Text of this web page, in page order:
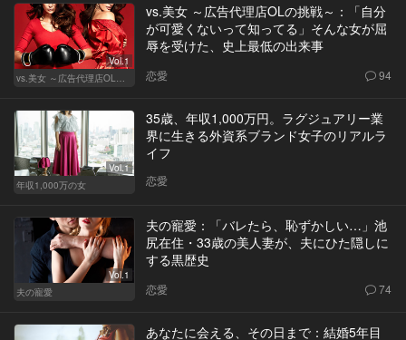
Vol.1
vs.美女 ～広告代理店OLの挑戦～：「自分
が可愛くないって知ってる」そんな女が屈
辱を受けた、史上最低の出来事
恋愛 94
Vol.1
年収1,000万の女
35歳、年収1,000万円。ラグジュアリー業
界に生きる外資系ブランド女子のリアルラ
イフ
恋愛
Vol.1
夫の寵愛
夫の寵愛：「バレたら、恥ずかしい…」池
尻在住・33歳の美人妻が、夫にひた隠しに
する黒歴史
恋愛 74
あなたに会える、その日まで：結婚5年目